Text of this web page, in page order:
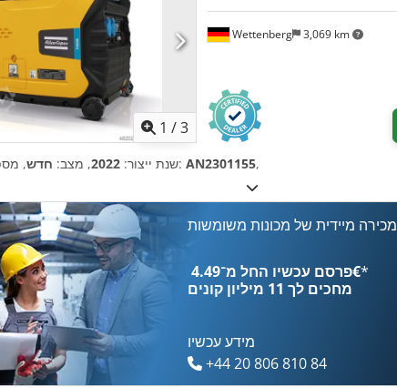
1 /3
Wettenberg 3,069 km
שנת ייצור: 2022, מצב: חדש , מספר מכונה/רכב: AN2301155,
מכירה מיידית של מכונות משומשות
פרסם עכשיו החל מ־‏4.49 ‏€*
מחכים לך 11 מיליון קונים
מידע עכשיו
+44 20 806 810 84